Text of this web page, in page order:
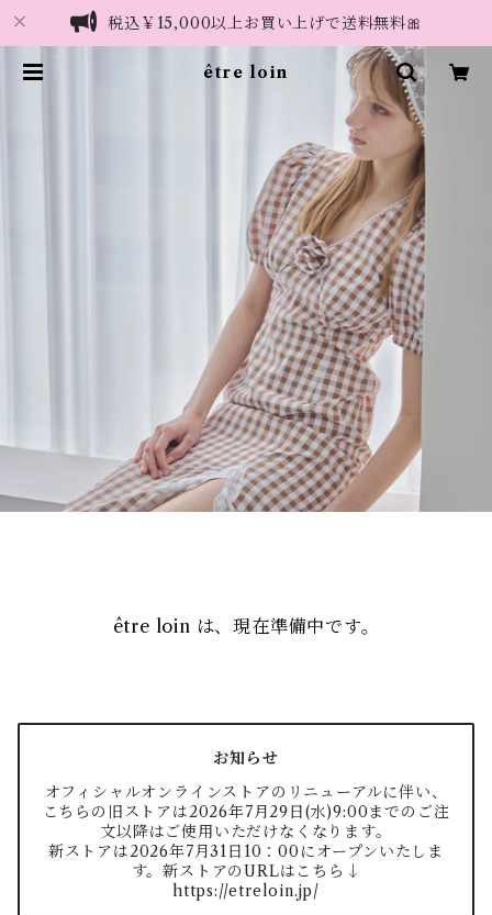
税込￥15,000以上お買い上げで送料無料🎀
être loin
être loin は、現在準備中です。
お知らせ
オフィシャルオンラインストアのリニューアルに伴い、
こちらの旧ストアは2026年7月29日(水)9:00までのご注
文以降はご使用いただけなくなります。
新ストアは2026年7月31日10：00にオープンいたしま
す。新ストアのURLはこちら↓
https://etreloin.jp/